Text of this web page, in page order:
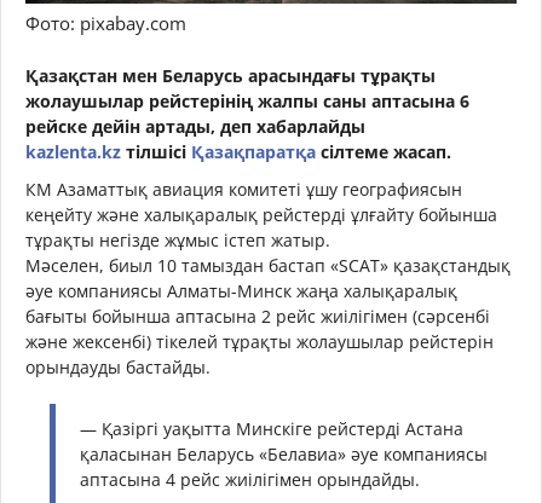
Фото: pixabay.com
Қазақстан мен Беларусь арасындағы тұрақты
жолаушылар рейстерінің жалпы саны аптасына 6
рейске дейін артады, деп хабарлайды
kazlenta.kz тілшісі Қазақпаратқа сілтеме жасап.
КМ Азаматтық авиация комитеті ұшу географиясын
кеңейту және халықаралық рейстерді ұлғайту бойынша
тұрақты негізде жұмыс істеп жатыр.
Мәселен, биыл 10 тамыздан бастап «SCAT» қазақстандық
әуе компаниясы Алматы-Минск жаңа халықаралық
бағыты бойынша аптасына 2 рейс жиілігімен (сәрсенбі
және жексенбі) тікелей тұрақты жолаушылар рейстерін
орындауды бастайды.
— Қазіргі уақытта Минскіге рейстерді Астана
қаласынан Беларусь «Белавиа» әуе компаниясы
аптасына 4 рейс жиілігімен орындайды.